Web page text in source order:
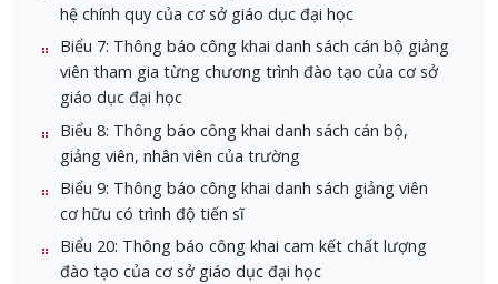
hệ chính quy của cơ sở giáo dục đại học
Biểu 7: Thông báo công khai danh sách cán bộ giảng
viên tham gia từng chương trình đào tạo của cơ sở
giáo dục đại học
Biểu 8: Thông báo công khai danh sách cán bộ,
giảng viên, nhân viên của trường
Biểu 9: Thông báo công khai danh sách giảng viên
cơ hữu có trình độ tiến sĩ
Biểu 20: Thông báo công khai cam kết chất lượng
đào tạo của cơ sở giáo dục đại học